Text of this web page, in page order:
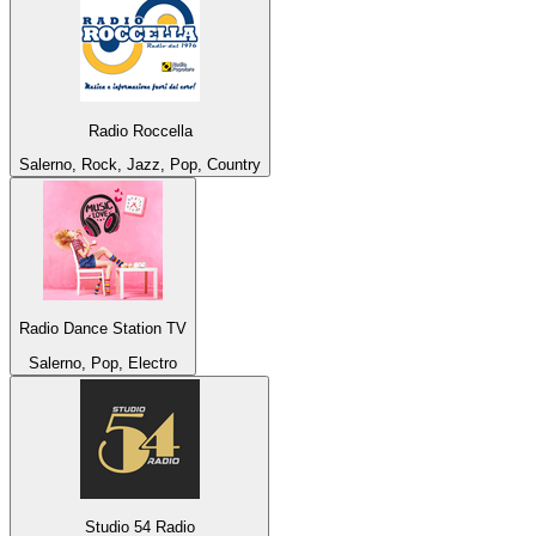
Radio Roccella
Salerno, Rock, Jazz, Pop, Country
Radio Dance Station TV
Salerno, Pop, Electro
Studio 54 Radio